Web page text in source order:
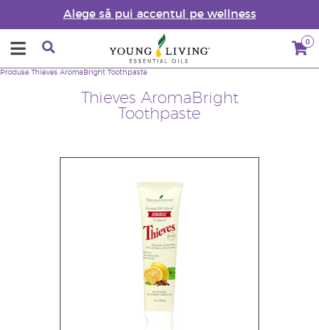
Alege să pui accentul pe wellness
0
Thieves AromaBright
Toothpaste
Produse Thieves AromaBright Toothpaste